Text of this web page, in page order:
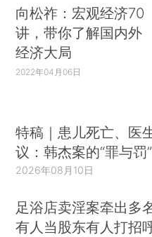
向松祚：宏观经济70
讲，带你了解国内外
经济大局
2022年04月06日
特稿｜患儿死亡、医
议：韩杰案的“罪与罚”
2026年08月10日
足浴店卖淫案牵出多
有人当股东有人打招